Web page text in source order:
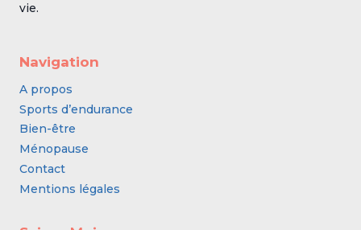
vie.
Navigation
A propos
Sports d’endurance
Bien-être
Ménopause
Contact
Mentions légales